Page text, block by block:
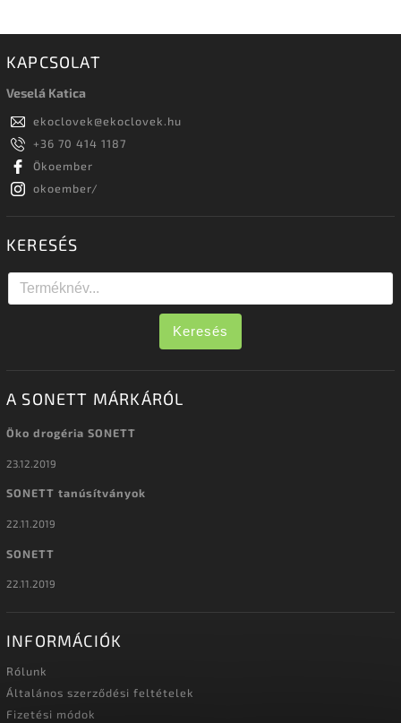
KAPCSOLAT
Veselá Katica
ekoclovek@ekoclovek.hu
+36 70 414 1187
Ökoember
okoember/
KERESÉS
Keresés
A SONETT MÁRKÁRÓL
Öko drogéria SONETT
23.12.2019
SONETT tanúsítványok
22.11.2019
SONETT
22.11.2019
INFORMÁCIÓK
Rólunk
Általános szerződési feltételek
Fizetési módok